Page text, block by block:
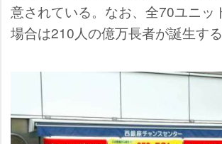
意されている。なお、全70ユニッ
場合は210人の億万長者が誕生する